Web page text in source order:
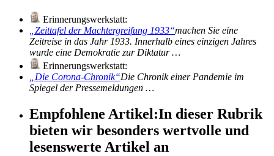
Erinnerungswerkstatt:
Zeittafel der Machtergreifung 1933 machen Sie eine
Zeitreise in das Jahr 1933. Innerhalb eines einzigen Jahres
wurde eine Demokratie zur Diktatur …
Erinnerungswerkstatt:
Die Corona-Chronik Die Chronik einer Pandemie im
Spiegel der Pressemeldungen …
Empfohlene Artikel:In dieser Rubrik
bieten wir besonders wertvolle und
lesenswerte Artikel an